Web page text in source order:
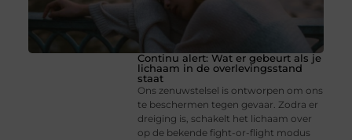
Continu alert: Wat er gebeurt als je
lichaam in de overlevingsstand
staat
Ons zenuwstelsel is ontworpen om ons
te beschermen tegen gevaar. Zodra er
dreiging is, schakelt het lichaam over
op de bekende fight-or-flight modus